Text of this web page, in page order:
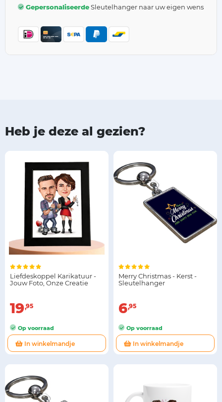
GepersonaliseerdeSleutelhanger naar uw eigen wens
Heb je deze al gezien?
Liefdeskoppel Karikatuur -
Jouw Foto, Onze Creatie
19 95
Op voorraad
In winkelmandje
Merry Christmas - Kerst -
Sleutelhanger
6 95
Op voorraad
In winkelmandje